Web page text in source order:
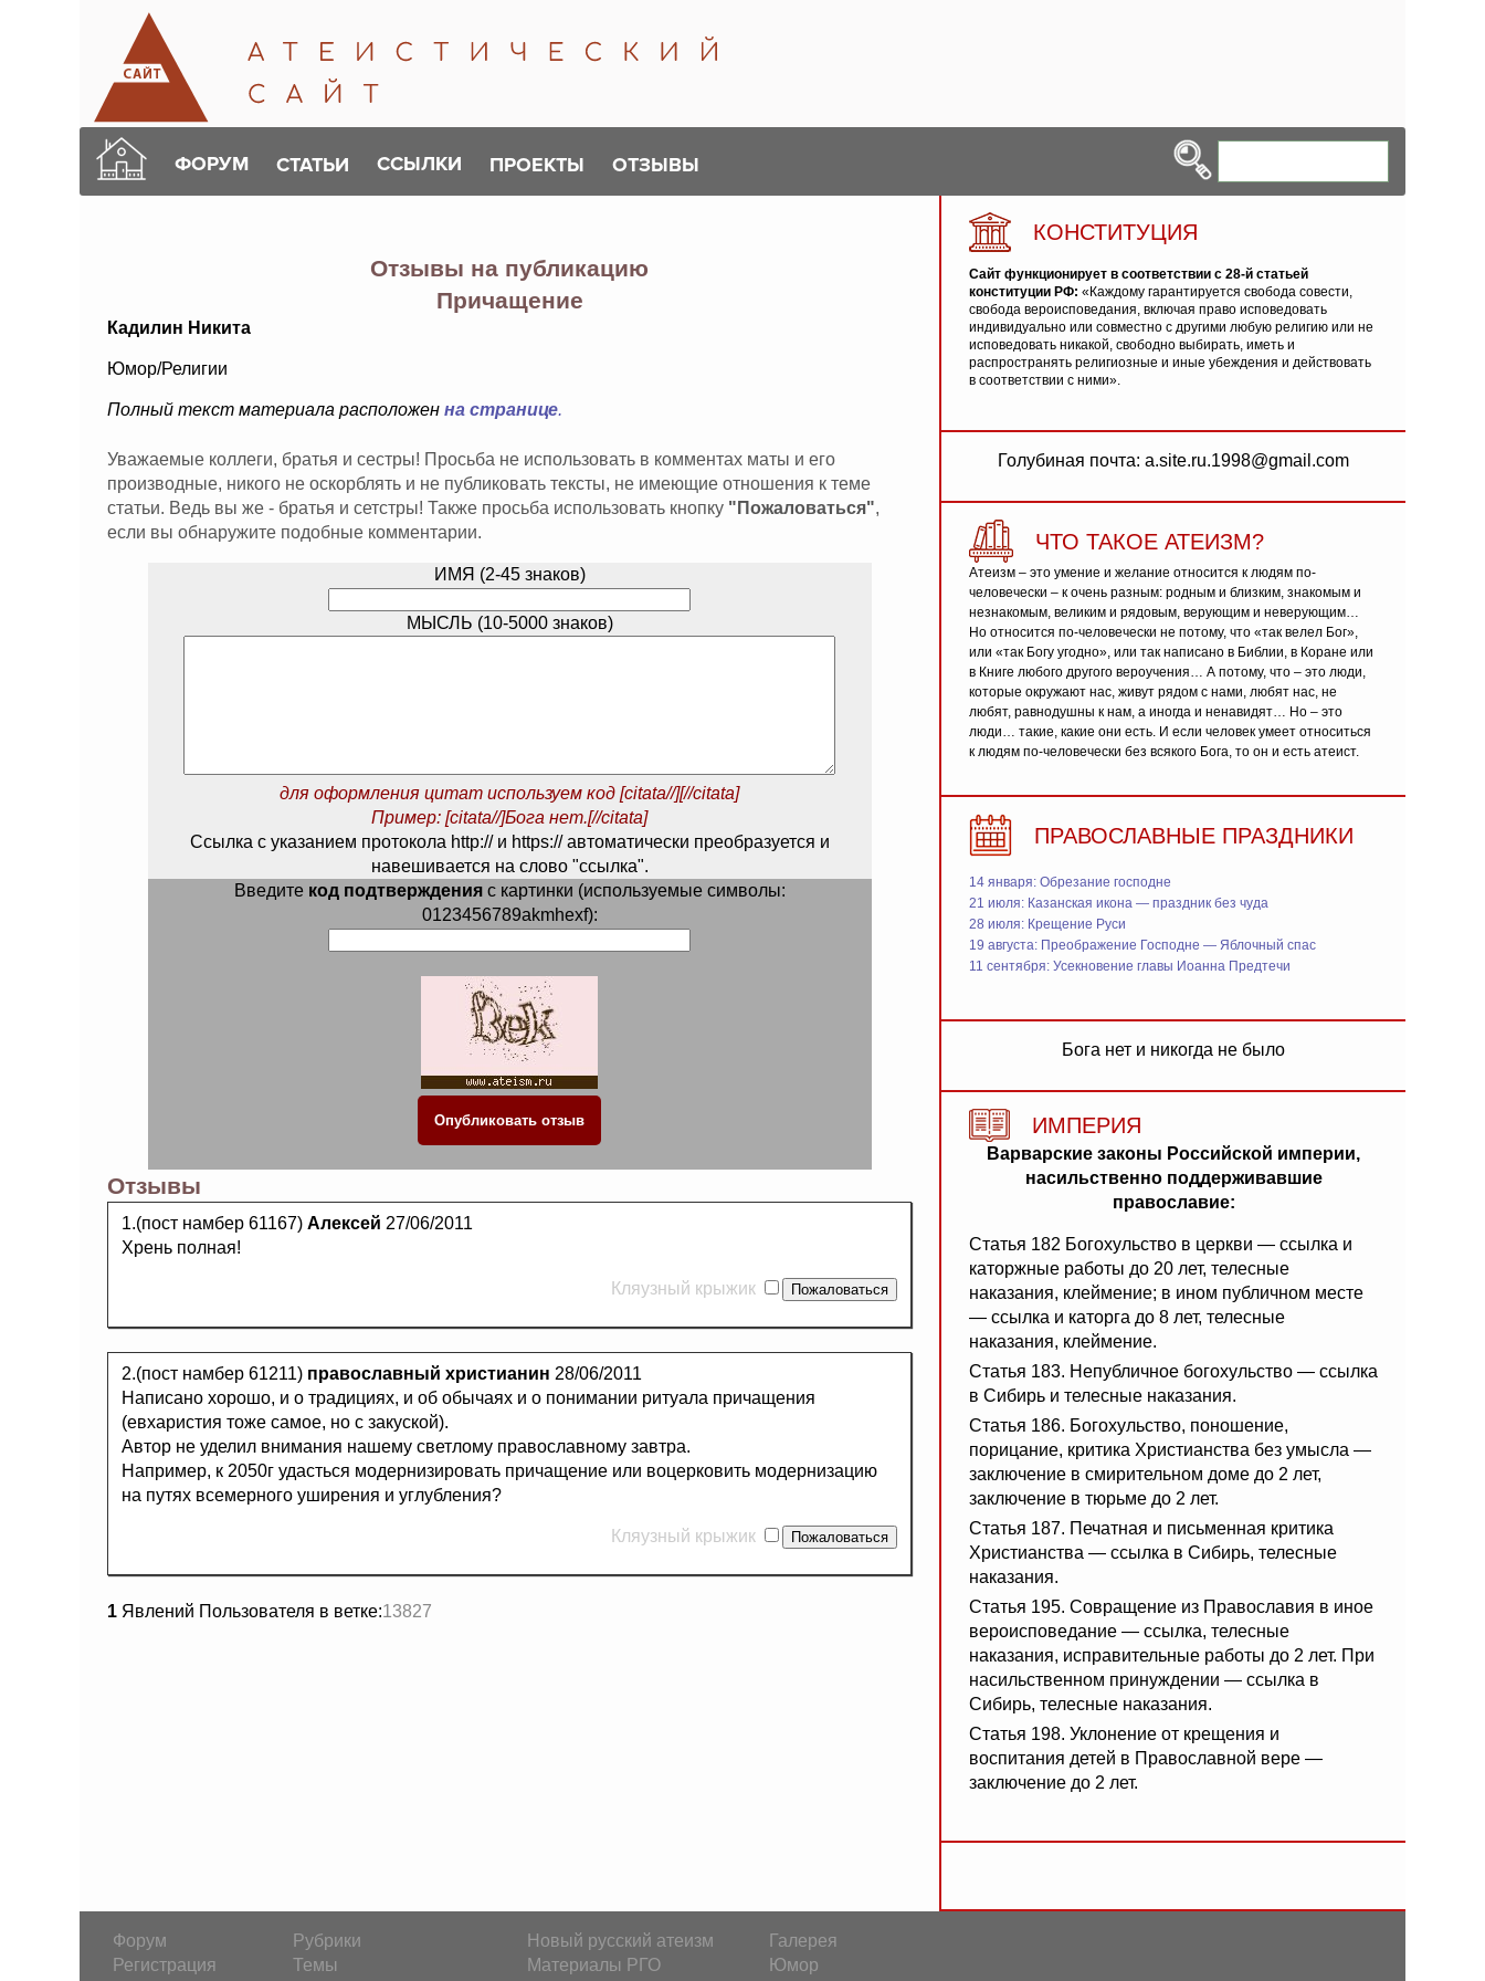
ФОРУМ СТАТЬИ ССЫЛКИ ПРОЕКТЫ ОТЗЫВЫ
Отзывы на публикацию
Причащение
Кадилин Никита
Юмор/Религии
Полный текст материала расположен на странице.
Уважаемые коллеги, братья и сестры! Просьба не использовать в комментах маты и его
производные, никого не оскорблять и не публиковать тексты, не имеющие отношения к теме
статьи. Ведь вы же - братья и сетстры! Также просьба использовать кнопку "Пожаловаться",
если вы обнаружите подобные комментарии.
ИМЯ (2-45 знаков)
МЫСЛЬ (10-5000 знаков)
для оформления цитат используем код [citata//][//citata]
Пример: [citata//]Бога нет.[//citata]
Ссылка с указанием протокола http:// и https:// автоматически преобразуется и
навешивается на слово "ссылка".
Введите код подтвержденияс картинки (используемые символы:
0123456789akmhexf):
Отзывы
1.(пост намбер 61167) Алексей 27/06/2011
Хрень полная!
Кляузный крыжик
2.(пост намбер 61211) православный христианин 28/06/2011
Написано хорошо, и о традициях, и об обычаях и о понимании ритуала причащения
(евхаристия тоже самое, но с закуской).
Автор не уделил внимания нашему светлому православному завтра.
Например, к 2050г удасться модернизировать причащение или воцерковить модернизацию
на путях всемерного уширения и углубления?
Кляузный крыжик
1 Явлений Пользователя в ветке:13827
КОНСТИТУЦИЯ
Сайт функционирует в соответствии с 28-й статьей
конституции РФ: «Каждому гарантируется свобода совести,
свобода вероисповедания, включая право исповедовать
индивидуально или совместно с другими любую религию или не
исповедовать никакой, свободно выбирать, иметь и
распространять религиозные и иные убеждения и действовать
в соответствии с ними».
Голубиная почта: a.site.ru.1998@gmail.com
ЧТО ТАКОЕ АТЕИЗМ?
Атеизм – это умение и желание относится к людям по-
человечески – к очень разным: родным и близким, знакомым и
незнакомым, великим и рядовым, верующим и неверующим…
Но относится по-человечески не потому, что «так велел Бог»,
или «так Богу угодно», или так написано в Библии, в Коране или
в Книге любого другого вероучения… А потому, что – это люди,
которые окружают нас, живут рядом с нами, любят нас, не
любят, равнодушны к нам, а иногда и ненавидят… Но – это
люди… такие, какие они есть. И если человек умеет относиться
к людям по-человечески без всякого Бога, то он и есть атеист.
ПРАВОСЛАВНЫЕ ПРАЗДНИКИ
14 января: Обрезание господне
21 июля: Казанская икона — праздник без чуда
28 июля: Крещение Руси
19 августа: Преображение Господне — Яблочный спас
11 сентября: Усекновение главы Иоанна Предтечи
Бога нет и никогда не было
ИМПЕРИЯ
Варварские законы Российской империи,
насильственно поддерживавшие
православие:
Статья 182 Богохульство в церкви — ссылка и
каторжные работы до 20 лет, телесные
наказания, клеймение; в ином публичном месте
— ссылка и каторга до 8 лет, телесные
наказания, клеймение.
Статья 183. Непубличное богохульство — ссылка
в Сибирь и телесные наказания.
Статья 186. Богохульство, поношение,
порицание, критика Христианства без умысла —
заключение в смирительном доме до 2 лет,
заключение в тюрьме до 2 лет.
Статья 187. Печатная и письменная критика
Христианства — ссылка в Сибирь, телесные
наказания.
Статья 195. Совращение из Православия в иное
вероисповедание — ссылка, телесные
наказания, исправительные работы до 2 лет. При
насильственном принуждении — ссылка в
Сибирь, телесные наказания.
Статья 198. Уклонение от крещения и
воспитания детей в Православной вере —
заключение до 2 лет.
Форум
Регистрация
Рубрики
Темы
Новый русский атеизм
Материалы РГО
Галерея
Юмор